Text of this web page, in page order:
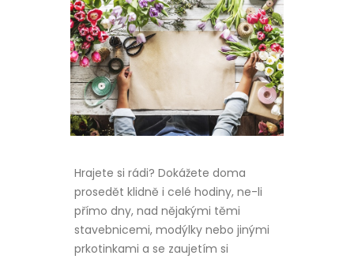
Hrajete si rádi? Dokážete doma
prosedět klidně i celé hodiny, ne-li
přímo dny, nad nějakými těmi
stavebnicemi, modýlky nebo jinými
prkotinkami a se zaujetím si